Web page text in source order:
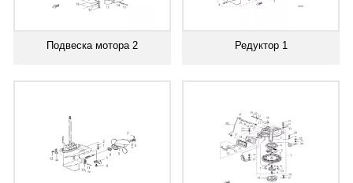
Подвеска мотора 2 Редуктор 1